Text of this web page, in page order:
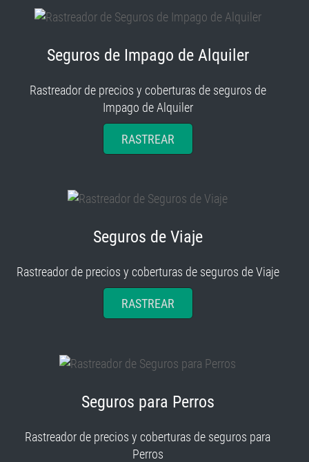
Seguros de Impago de Alquiler
Rastreador de precios y coberturas de seguros de
Impago de Alquiler
RASTREAR
Seguros de Viaje
Rastreador de precios y coberturas de seguros de Viaje
RASTREAR
Seguros para Perros
Rastreador de precios y coberturas de seguros para
Perros